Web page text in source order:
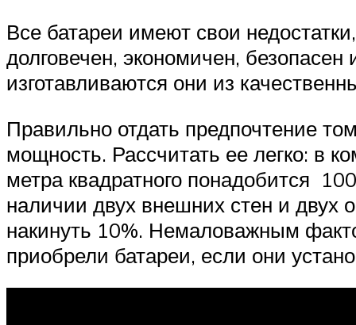
Все батареи имеют свои
долговечен, экономичен,
изготавливаются они из
Правильно отдать предпочтение
мощность. Рассчитать ее легко: в
метра квадратного понадобится
наличии двух внешних стен и двух
накинуть 10%. Немаловажным
приобрели батареи, если они